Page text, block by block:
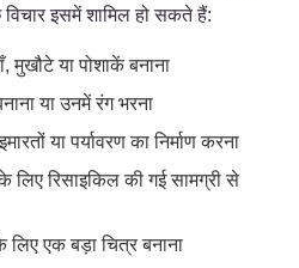
इसमें शामिल हो सकते हैं:
मुखौटे या पोशाकें बनाना
या उनमें रंग भरना
या पर्यावरण का निर्माण करना
लिए रिसाइकिल की गई सामग्री से
लिए एक बड़ा चित्र बनाना